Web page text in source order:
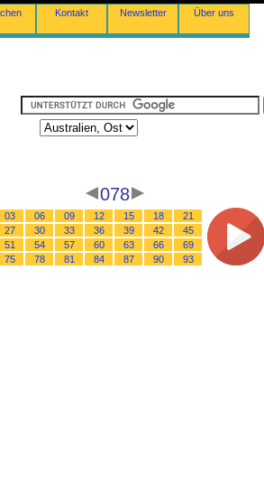
Kontakt Newsletter Über uns
078
03 06 09 12 15 18
21
27 30 33 36 39 42
45
51 54 57 60 63 66
69
75 78 81 84 87 90 93